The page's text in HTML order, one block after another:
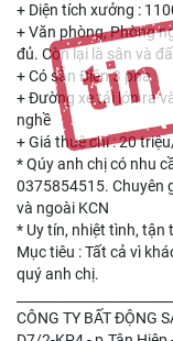
+ Diện tích xưởng :
+ Văn phòng, Phòng
đủ. Còn lại là sân và
+ Có sẵn Điện 3 pha
+ Đường xe tải lớn ra
nghề
+ Giá thuê chỉ : 20
* Qúy anh chị có nhu
0375854515. Chuyên
và ngoài KCN
* Uy tín, nhiệt tình, tận
Mục tiêu : Tất cả vì
quý anh chị.
CÔNG TY BẤT ĐỘNG